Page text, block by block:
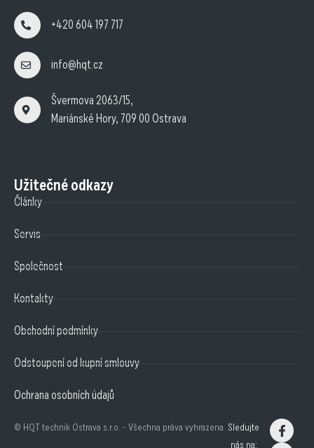
+420 604 197 717
info@hqt.cz
Švermova 2063/15,
Mariánské Hory, 709 00 Ostrava
Užitečné odkazy
Články
Servis
Společnost
Kontakty
Obchodní podmínky
Odstoupení od kupní smlouvy
Ochrana osobních údajů
© HQT technik Ostrava s.r.o. - Všechna práva vyhrazena Sledujte
nás na: